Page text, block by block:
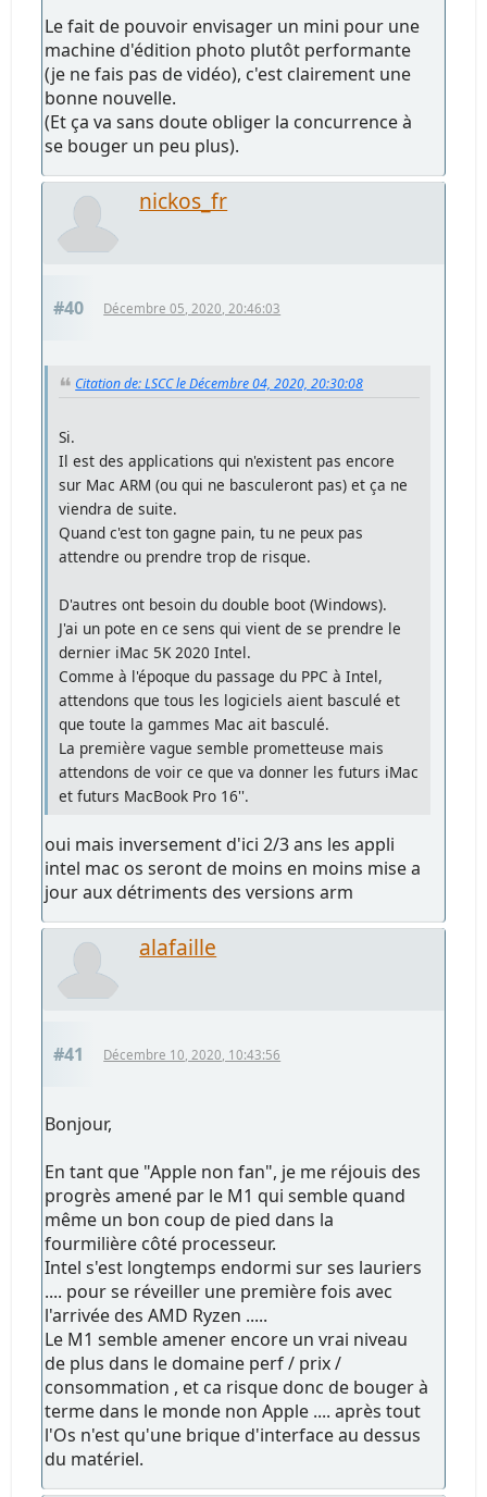
Le fait de pouvoir envisager un mini pour une
machine d'édition photo plutôt performante
(je ne fais pas de vidéo), c'est clairement une
bonne nouvelle.
(Et ça va sans doute obliger la concurrence à
se bouger un peu plus).
nickos_fr
#40 Décembre 05, 2020, 20:46:03
Citation de: LSCC le Décembre 04, 2020, 20:30:08
Si.
Il est des applications qui n'existent pas encore
sur Mac ARM (ou qui ne basculeront pas) et ça ne
viendra de suite.
Quand c'est ton gagne pain, tu ne peux pas
attendre ou prendre trop de risque.
D'autres ont besoin du double boot (Windows).
J'ai un pote en ce sens qui vient de se prendre le
dernier iMac 5K 2020 Intel.
Comme à l'époque du passage du PPC à Intel,
attendons que tous les logiciels aient basculé et
que toute la gammes Mac ait basculé.
La première vague semble prometteuse mais
attendons de voir ce que va donner les futurs iMac
et futurs MacBook Pro 16''.
oui mais inversement d'ici 2/3 ans les appli
intel mac os seront de moins en moins mise a
jour aux détriments des versions arm
alafaille
#41 Décembre 10, 2020, 10:43:56
Bonjour,
En tant que "Apple non fan", je me réjouis des
progrès amené par le M1 qui semble quand
même un bon coup de pied dans la
fourmilière côté processeur.
Intel s'est longtemps endormi sur ses lauriers
.... pour se réveiller une première fois avec
l'arrivée des AMD Ryzen .....
Le M1 semble amener encore un vrai niveau
de plus dans le domaine perf / prix /
consommation , et ca risque donc de bouger à
terme dans le monde non Apple .... après tout
l'Os n'est qu'une brique d'interface au dessus
du matériel.